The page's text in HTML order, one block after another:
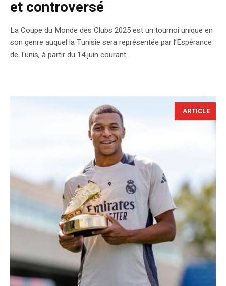
et controversé
La Coupe du Monde des Clubs 2025 est un tournoi unique en
son genre auquel la Tunisie sera représentée par l’Espérance
de Tunis, à partir du 14 juin courant.
ARTICLE